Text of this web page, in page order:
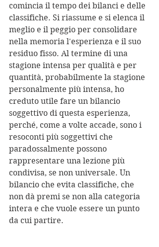
comincia il tempo dei bilanci e delle
classifiche. Si riassume e si elenca il
meglio e il peggio per consolidare
nella memoria l'esperienza e il suo
residuo fisso. Al termine di una
stagione intensa per qualità e per
quantità, probabilmente la stagione
personalmente più intensa, ho
creduto utile fare un bilancio
soggettivo di questa esperienza,
perché, come a volte accade, sono i
resoconti più soggettivi che
paradossalmente possono
rappresentare una lezione più
condivisa, se non universale. Un
bilancio che evita classifiche, che
non dà premi se non alla categoria
intera e che vuole essere un punto
da cui partire.